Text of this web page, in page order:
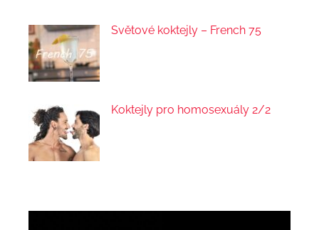
Světové koktejly – French 75
Koktejly pro homosexuály 2/2